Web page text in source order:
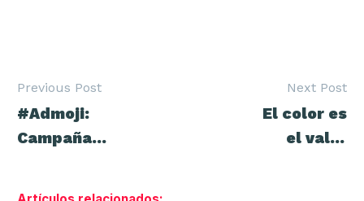
de
entradas
Previous Post
#Admoji:
Campaña
Next Post
El color es
el valor